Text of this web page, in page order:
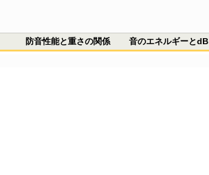
防音性能と重さの関係 音のエネルギーとdB